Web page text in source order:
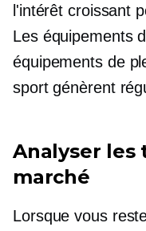
l'intérêt croissant
Les équipements
équipements de
sport génèrent
Analyser les
marché
Lorsque vous